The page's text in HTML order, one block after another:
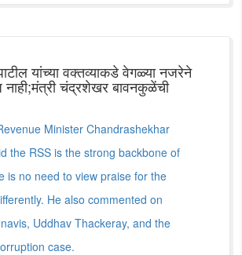
यांच्या वक्तव्याकडे वेगळ्या नजरेने
नाही;मंत्री चंद्रशेखर बावनकुळेंची
Minister Chandrashekhar
the RSS is the strong backbone of
is no need to view praise for the
He also commented on
Uddhav Thackeray, and the
case.